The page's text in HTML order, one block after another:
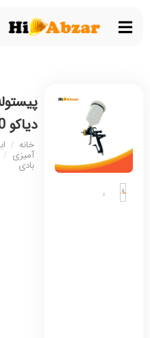
دیاکو JT3500
خانه /
آمیزی /
بادی